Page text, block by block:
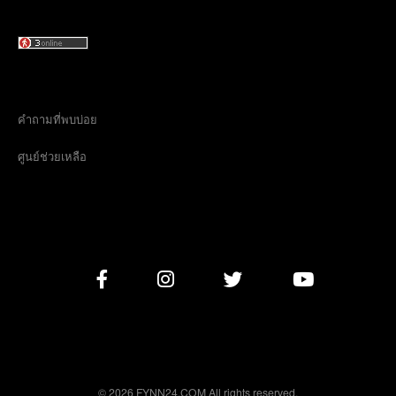
คำถามที่พบบ่อย
ศูนย์ช่วยเหลือ
© 2026 FYNN24.COM All rights reserved.